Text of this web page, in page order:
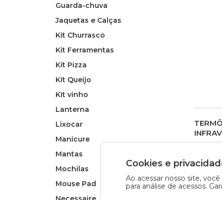
Guarda-chuva
Jaquetas e Calças
Kit Churrasco
Kit Ferramentas
Kit Pizza
Kit Queijo
Kit vinho
Lanterna
Lixocar
Manicure
Mantas
Mochilas
Mouse Pad
Cookies e
Ao acessar nosso site,
para análise de acessos.